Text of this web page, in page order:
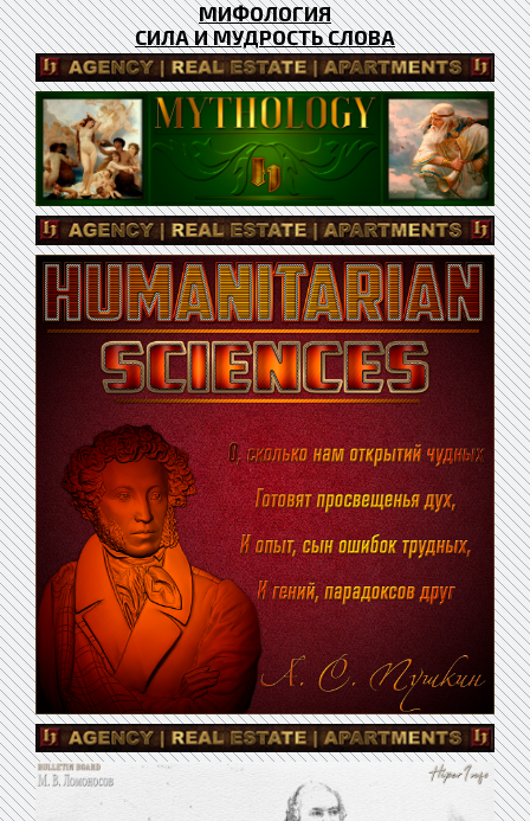
МИФОЛОГИЯ
СИЛА И МУДРОСТЬ СЛОВА